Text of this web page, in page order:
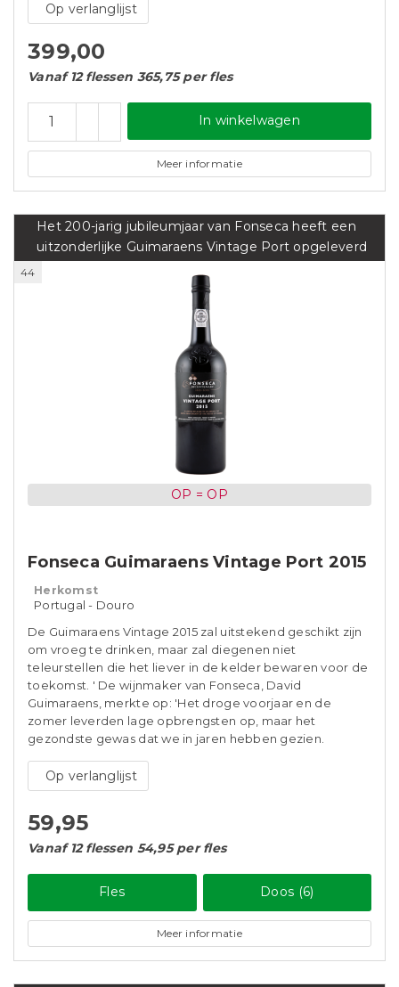
Op verlanglijst
399,00
Vanaf 12 flessen 365,75 per fles
In winkelwagen
Meer informatie
Het 200-jarig jubileumjaar van Fonseca heeft een
uitzonderlijke Guimaraens Vintage Port opgeleverd
44
OP = OP
Fonseca Guimaraens Vintage Port 2015
Herkomst
Portugal - Douro
De Guimaraens Vintage 2015 zal uitstekend geschikt zijn
om vroeg te drinken, maar zal diegenen niet
teleurstellen die het liever in de kelder bewaren voor de
toekomst. ' De wijnmaker van Fonseca, David
Guimaraens, merkte op: 'Het droge voorjaar en de
zomer leverden lage opbrengsten op, maar het
gezondste gewas dat we in jaren hebben gezien.
Op verlanglijst
59,95
Vanaf 12 flessen 54,95 per fles
Fles Doos (6)
Meer informatie